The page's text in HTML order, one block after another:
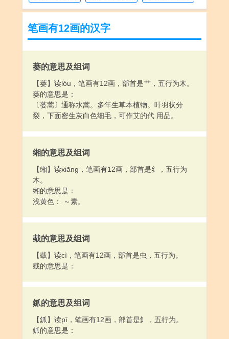
笔画有12画的汉字
蒌的意思及组词
【蒌】读lóu，笔画有12画，部首是艹，五行为木。
蒌的意思是：
〔蒌蒿〕通称水蒿。多年生草本植物。叶羽状分
裂，下面密生灰白色细毛，可作艾的代 用品。
缃的意思及组词
【缃】读xiāng，笔画有12画，部首是纟，五行为
木。
缃的意思是：
浅黄色： ～素。
蛓的意思及组词
【蛓】读cì，笔画有12画，部首是虫，五行为。
蛓的意思是：
釽的意思及组词
【釽】读pī，笔画有12画，部首是釒，五行为。
釽的意思是：